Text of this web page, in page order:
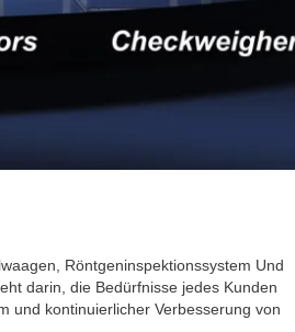
Röntgeninspektionssystem Und
darin, die Bedürfnisse jedes Kunden
und kontinuierlicher Verbesserung von